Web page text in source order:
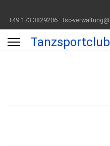
+49 173 3829206 tsc-